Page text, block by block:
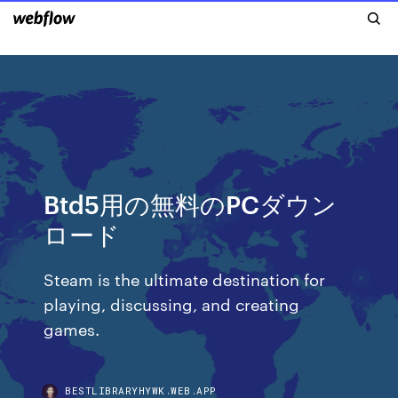
Btd5用の無料のPCダウン
ロード
Steam is the ultimate destination for
playing, discussing, and creating
games.
BESTLIBRARYHYWK.WEB.APP